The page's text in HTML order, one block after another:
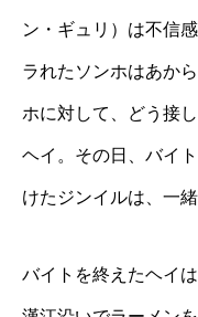
ン・ギュリ）は不信
ラれたソンホはあか
ホに対して、どう接
ヘイ。その日、バイ
けたジンイルは、一
バイトを終えたヘイ